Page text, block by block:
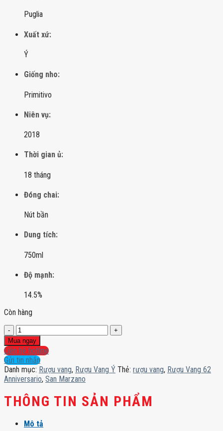
Puglia
Xuất xứ:
Ý
Giống nho:
Primitivo
Niên vụ:
2018
Thời gian ủ:
18 tháng
Đóng chai:
Nút bần
Dung tích:
750ml
Độ mạnh:
14.5%
Còn hàng
Rượu
Vang
62
Anniversario
số
lượng
Mua ngay
Liên hệ hotline
Gửi tin nhắn
Danh mục: Rượu vang, Rượu Vang Ý Thẻ: rượu vang, Rượu Vang 62
Anniversario, San Marzano
THÔNG TIN SẢN PHẨM
Mô tả